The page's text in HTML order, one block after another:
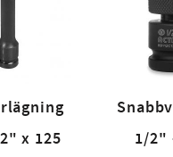
x 125
1/2"